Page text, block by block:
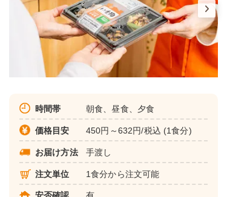
時間帯 朝食、昼食、夕食
価格目安 450円～632円/税込 (1食分)
お届け方法 手渡し
注文単位 1食分から注文可能